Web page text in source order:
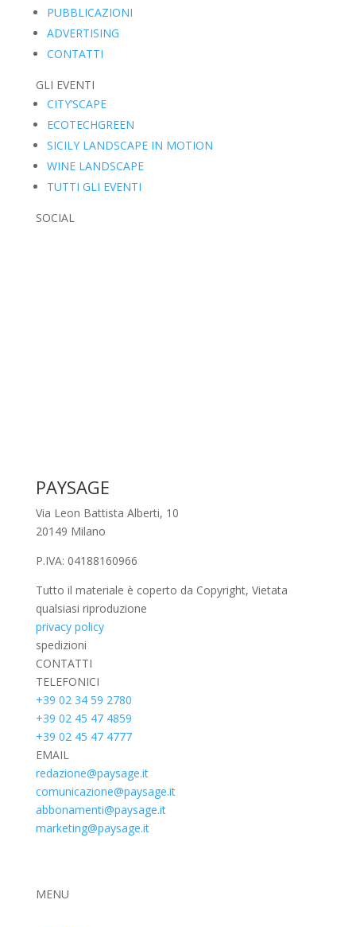
PUBBLICAZIONI
ADVERTISING
CONTATTI
GLI EVENTI
CITY’SCAPE
ECOTECHGREEN
SICILY LANDSCAPE IN MOTION
WINE LANDSCAPE
TUTTI GLI EVENTI
SOCIAL
PAYSAGE
Via Leon Battista Alberti, 10
20149 Milano
P.IVA: 04188160966
Tutto il materiale è coperto da Copyright, Vietata
qualsiasi riproduzione
privacy policy
spedizioni
CONTATTI
TELEFONICI
+39 02 34 59 2780
+39 02 45 47 4859
+39 02 45 47 4777
EMAIL
redazione@paysage.it
comunicazione@paysage.it
abbonamenti@paysage.it
marketing@paysage.it
MENU